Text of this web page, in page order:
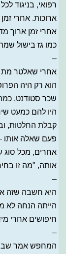
רפואי, בניגוד
ארוכות. אחרי
אחרי זמן ארוך
כמו גז בישול
–
אחרי שאלטר מת
הוא רק היה
שכר סטודנט,
היו להם כמעט
קבלת החלטות,
פעם שאלה אותו
אחרים, מכל סוג
אותה, "מה זו
–
היא חשבה שזה
הייתה הנחה לא
חיפושים אחרי
–
המחפש אמר